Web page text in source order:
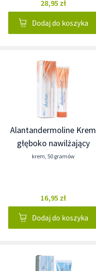
28,95 zł
Dodaj do koszyka
Alantandermoline Krem
głęboko nawilżający
krem, 50 gramów
16,95 zł
Dodaj do koszyka